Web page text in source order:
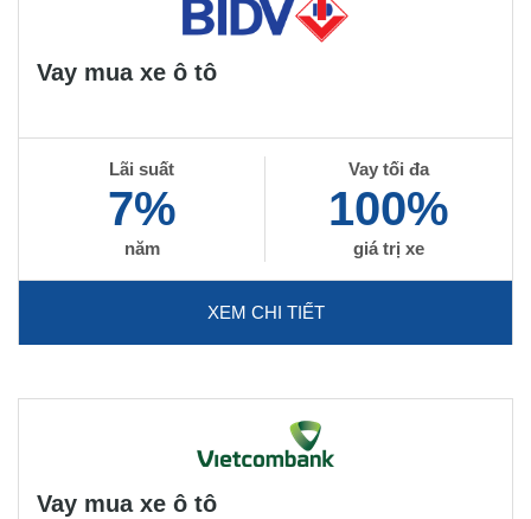
Vay mua xe ô tô
Lãi suất
7%
năm
Vay tối đa
100%
giá trị xe
XEM CHI TIẾT
Vay mua xe ô tô